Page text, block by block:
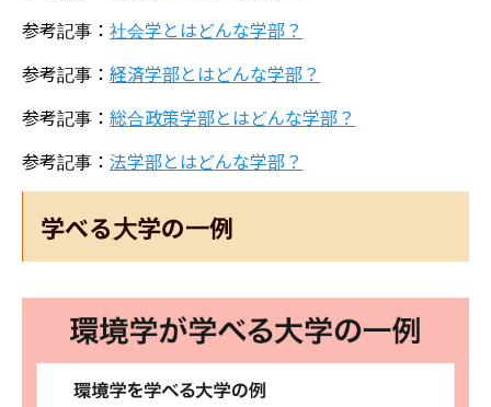
参考記事： 社会学とはどんな学部？
参考記事： 経済学部とはどんな学部？
参考記事： 総合政策学部とはどんな学部？
参考記事： 法学部とはどんな学部？
学べる大学の一例